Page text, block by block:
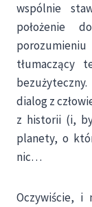
wspólnie
położenie
tłumaczący
dialog z
z historii (i,
planety, o
nic…
Oczywiście, i